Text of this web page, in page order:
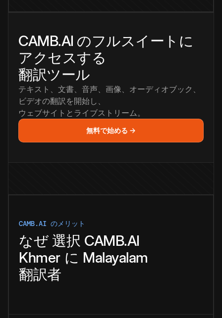
CAMB.AI のフルスイートに
アクセスする
翻訳ツール
テキスト、文書、音声、画像、オーディオブック、
ビデオの翻訳を開始し、
ウェブサイトとライブストリーム。
無料で始める →
CAMB.AI のメリット
なぜ 選択 CAMB.AI
Khmer に Malayalam
翻訳者